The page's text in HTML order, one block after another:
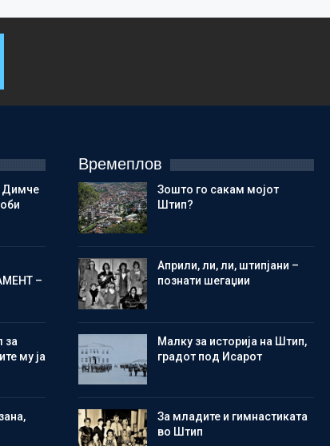
Димче
–
за
му ја
Времеплов
Зошто го сакам мојот
Штип?
Aприли, ли, ли, штипјани –
познати шегаџии
Малку за историја на Штип,
градот под Исарот
Зa младите и гимнастиката
во Штип